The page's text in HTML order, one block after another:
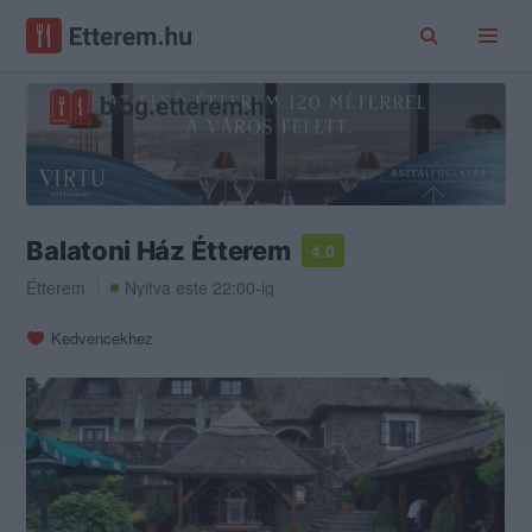
Balatoni Ház Étterem
4.0
Étterem
Nyitva este 22:00-ig
Kedvencekhez